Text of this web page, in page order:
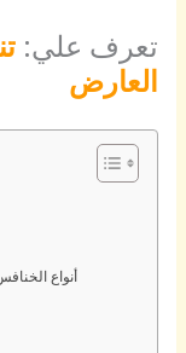
تعرف علي:
العارض
أنواع